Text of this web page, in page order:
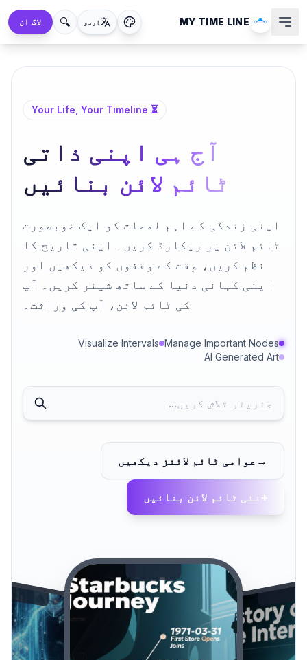
MY TIME LINE اردو 🔍 لاگ ان
⏳ Your Life, Your Timeline
آج ہی اپنی ذاتی
ٹائم لائن بنائیں
اپنی زندگی کے اہم لمحات کو ایک خوبصورت
ٹائم لائن پر ریکارڈ کریں۔ اپنی تاریخ کا
نظم کریں، وقت کے وقفوں کو دیکھیں اور
اپنی کہانی دنیا کے ساتھ شیئر کریں۔ آپ
کی ٹائم لائن، آپ کی وراثت۔
Manage Important Nodes
Visualize Intervals
AI Generated Art
→ عوامی ٹائم لائنز دیکھیں
+ نئی ٹائم لائن بنائیں